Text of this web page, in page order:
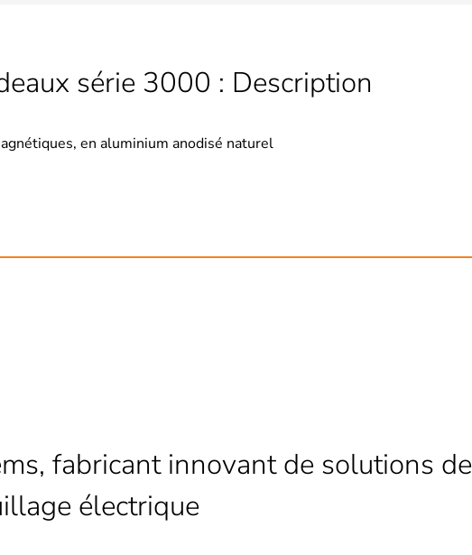
série 3000 : Description
en aluminium anodisé naturel
fabricant innovant de solutions de
électrique